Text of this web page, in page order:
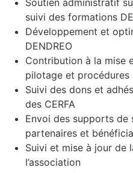
Soutien administratif
suivi des formations
Développement et
DENDREO
Contribution à la mise
pilotage et procédures
Suivi des dons et
des CERFA
Envoi des supports de
partenaires et
Suivi et mise à jour de
l’association